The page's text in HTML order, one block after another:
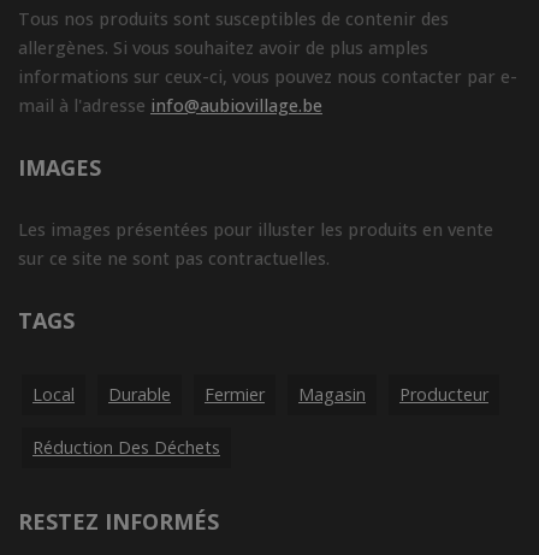
Tous nos produits sont susceptibles de contenir des
allergènes. Si vous souhaitez avoir de plus amples
informations sur ceux-ci, vous pouvez nous contacter par e-
mail à l'adresse info@aubiovillage.be
IMAGES
Les images présentées pour illuster les produits en vente
sur ce site ne sont pas contractuelles.
TAGS
Local Durable Fermier Magasin Producteur
Réduction Des Déchets
RESTEZ INFORMÉS